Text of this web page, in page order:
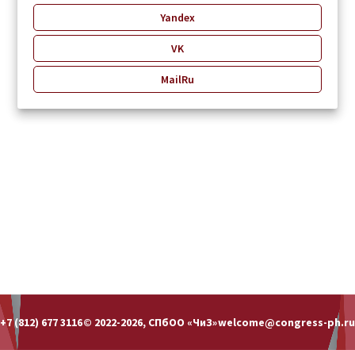
Yandex
VK
MailRu
+7 (812) 677 3116© 2022-2026, СПбОО «ЧиЗ»welcome@congress-ph.ru